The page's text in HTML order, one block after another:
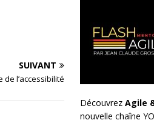
SUIVANT
de l’accessibilité
Découvrez Agile
nouvelle chaîne